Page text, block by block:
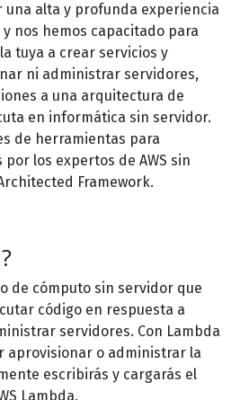
una alta y profunda experiencia
nos hemos capacitado para
tuya a crear servicios y
ni administrar servidores,
a una arquitectura de
en informática sin servidor.
de herramientas para
los expertos de AWS sin
Framework.
de cómputo sin servidor que
código en respuesta a
servidores. Con Lambda
aprovisionar o administrar la
escribirás y cargarás el
Lambda.